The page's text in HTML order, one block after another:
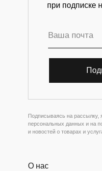
при подписке
Подписываясь на рассылку,
персональных данных и на
и новостей о товарах и
О нас